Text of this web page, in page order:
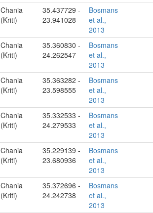
Chania
(Kriti)
35.437729 -
23.941028
Bosmans
et al.,
2013
Chania
(Kriti)
35.360830 -
24.262547
Bosmans
et al.,
2013
Chania
(Kriti)
35.363282 -
23.598555
Bosmans
et al.,
2013
Chania
(Kriti)
35.332533 -
24.279533
Bosmans
et al.,
2013
Chania
(Kriti)
35.229139 -
23.680936
Bosmans
et al.,
2013
Chania
(Kriti)
35.372696 -
24.242738
Bosmans
et al.,
2013